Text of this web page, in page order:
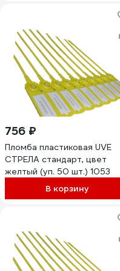
756 ₽
Пломба пластиковая UVE
СТРЕЛА стандарт, цвет
желтый (уп. 50 шт.) 1053
В корзину